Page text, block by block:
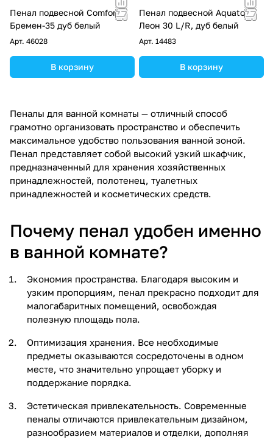
Пенал подвесной Comforty
Бремен-35 дуб белый
Арт. 46028
В корзину
Пенал подвесной Aquaton
Леон 30 L/R, дуб белый
Арт. 14483
В корзину
Пеналы для ванной комнаты — отличный способ
грамотно организовать пространство и обеспечить
максимальное удобство пользования ванной зоной.
Пенал представляет собой высокий узкий шкафчик,
предназначенный для хранения хозяйственных
принадлежностей, полотенец, туалетных
принадлежностей и косметических средств.
Почему пенал удобен именно
в ванной комнате?
Экономия пространства. Благодаря высоким и
узким пропорциям, пенал прекрасно подходит для
малогабаритных помещений, освобождая
полезную площадь пола.
Оптимизация хранения. Все необходимые
предметы оказываются сосредоточены в одном
месте, что значительно упрощает уборку и
поддержание порядка.
Эстетическая привлекательность. Современные
пеналы отличаются привлекательным дизайном,
разнообразием материалов и отделки, дополняя